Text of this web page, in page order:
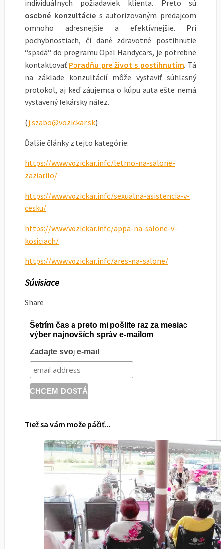
individuálnych požiadaviek klienta. Preto sú
osobné konzultácies autorizovaným predajcom
omnoho adresnejšie a efektívnejšie. Pri
pochybnostiach, či dané zdravotné postihnutie
“spadá“ do programu Opel Handycars, je potrebné
kontaktovať Poradňu pre život s postihnutím. Tá
na základe konzultácií môže vystaviť súhlasný
protokol, aj keď záujemca o kúpu auta ešte nemá
vystavený lekársky nález.
(j.szabo@vozickar.sk)
Ďalšie články z tejto kategórie:
https://www.vozickar.info/letmo-na-salone-
zaziarilo/
https://www.vozickar.info/sexualna-asistencia-v-
cesku/
https://www.vozickar.info/appa-na-salone-v-
kosiciach/
https://www.vozickar.info/ares-na-salone/
Súvisiace
Share
Šetrím čas a preto mi pošlite raz za mesiac
výber najnovších správ e-mailom
Zadajte svoj e-mail
Tiež sa vám može páčiť...